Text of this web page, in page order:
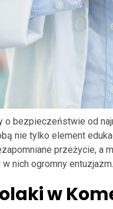
o bezpieczeństwie od
nie tylko element
przeżycie, a
nich ogromny entuzjazm.
w